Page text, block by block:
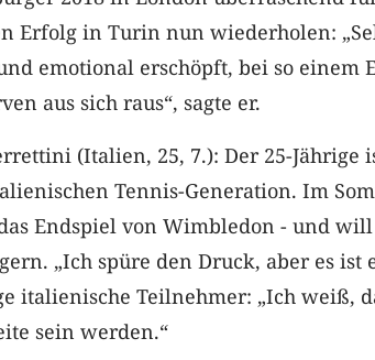
Erfolg in Turin nun wiederholen:
emotional erschöpft, bei so einem
aus sich raus“, sagte er.
(Italien, 25, 7.): Der 25-
Tennis-Generation. Im
Endspiel von Wimbledon - und
„Ich spüre den Druck, aber es ist
italienische Teilnehmer: „Ich weiß,
sein werden.“